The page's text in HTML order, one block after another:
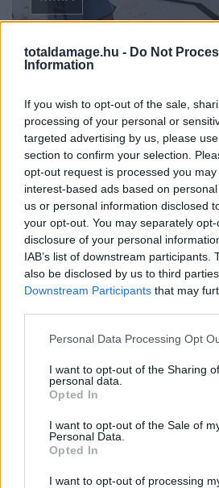
totaldamage.hu - Do Not
Information
If you wish to opt-out of the sale,
processing of your personal or
targeted advertising by us, please
section to confirm your selection.
opt-out request is processed you
interest-based ads based on
us or personal information disclosed
your opt-out. You may separately
disclosure of your personal
IAB’s list of downstream participants.
also be disclosed by us to third
Downstream Participants that may
Personal Data Processing Opt
I want to opt-out of the Sharing
personal data.
Opted In
I want to opt-out of the Sale of
Personal Data.
Opted In
I want to opt-out of processing
THE
FIGHTER 28:
PACHECO VS
CHIASSON
MMA · 2018 NOVEMBER 05, HÉTFŐby
Utolsó epizód a negyeddöntőből!